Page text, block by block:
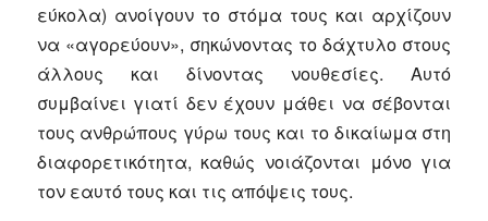
εύκολα) ανοίγουν το στόμα τους και αρχίζουν
να «αγορεύουν», σηκώνοντας το δάχτυλο στους
άλλους και δίνοντας νουθεσίες. Αυτό
συμβαίνει γιατί δεν έχουν μάθει να σέβονται
τους ανθρώπους γύρω τους και το δικαίωμα στη
διαφορετικότητα, καθώς νοιάζονται μόνο για
τον εαυτό τους και τις απόψεις τους.